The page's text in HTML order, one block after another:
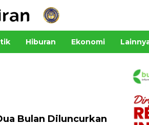
Hiburan Ekonomi
Bulan Diluncurkan